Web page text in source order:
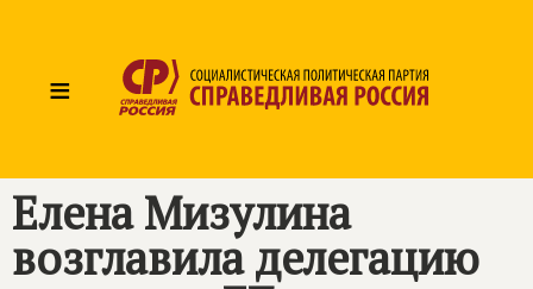
≡
Елена Мизулина
возглавила делегацию